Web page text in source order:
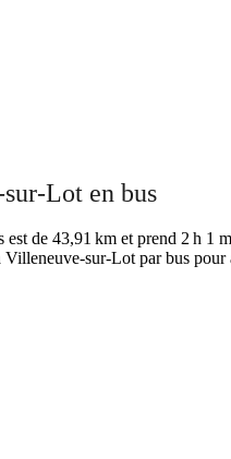
Lot en bus
de 43,91 km et prend 2 h
sur-Lot par bus